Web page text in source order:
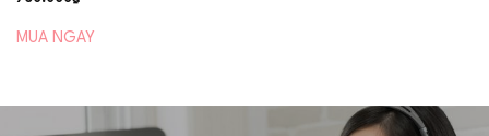
MUA NGAY